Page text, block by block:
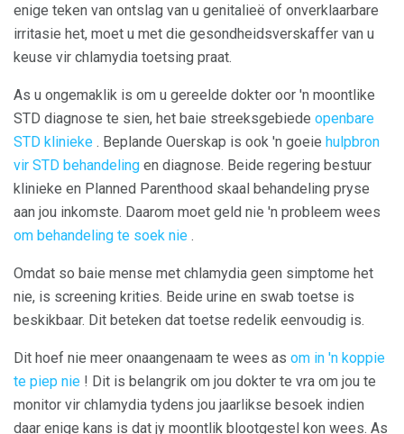
enige teken van ontslag van u genitalieë of onverklaarbare
irritasie het, moet u met die gesondheidsverskaffer van u
keuse vir chlamydia toetsing praat.
As u ongemaklik is om u gereelde dokter oor 'n moontlike
STD diagnose te sien, het baie streeksgebiede openbare
STD klinieke . Beplande Ouerskap is ook 'n goeie hulpbron
vir STD behandeling en diagnose. Beide regering bestuur
klinieke en Planned Parenthood skaal behandeling pryse
aan jou inkomste. Daarom moet geld nie 'n probleem wees
om behandeling te soek nie .
Omdat so baie mense met chlamydia geen simptome het
nie, is screening krities. Beide urine en swab toetse is
beskikbaar. Dit beteken dat toetse redelik eenvoudig is.
Dit hoef nie meer onaangenaam te wees as om in 'n koppie
te piep nie ! Dit is belangrik om jou dokter te vra om jou te
monitor vir chlamydia tydens jou jaarlikse besoek indien
daar enige kans is dat jy moontlik blootgestel kon wees. As